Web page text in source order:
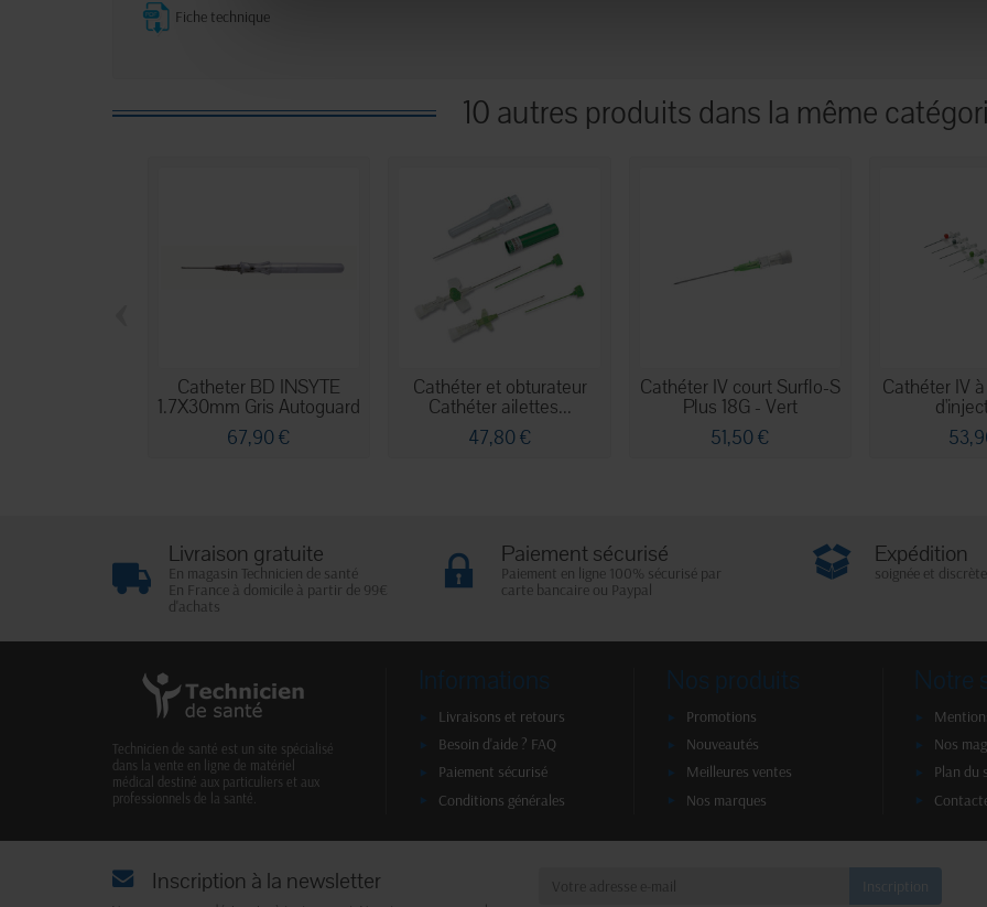
Fiche technique
10 autres produits dans la même
Catheter BD INSYTE
1.7X30mm Gris Autoguard
67,90 €
Cathéter et obturateur
Cathéter ailettes...
47,80 €
Cathéter IV court Surflo-S
Plus 18G - Vert
51,50 €
Cathéter IV
Livraison gratuite
En magasin Technicien de santé
En France à domicile à partir de 99€
d'achats
Paiement sécurisé
Paiement en ligne 100% sécurisé par
carte bancaire ou Paypal
Expédition
soignée et discrète
Technicien de santé est un site spécialisé
dans la vente en ligne de matériel
médical destiné aux particuliers et aux
professionnels de la santé.
Informations
Livraisons et retours
Besoin d'aide ? FAQ
Paiement sécurisé
Conditions générales
Nos produits
Promotions
Nouveautés
Meilleures ventes
Nos marques
Notre
Nos
Plan du
Inscription à la newsletter